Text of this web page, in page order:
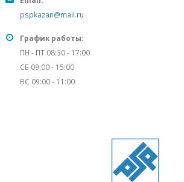
pspkazan@mail.ru
График работы:
ПН - ПТ 08:30 - 17:00
СБ 09:00 - 15:00
ВС 09:00 - 11:00